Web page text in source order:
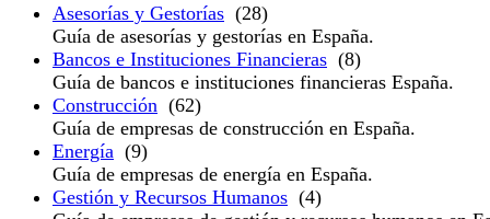
Asesorías y Gestorías (28)
Guía de asesorías y gestorías en España.
Bancos e Instituciones Financieras (8)
Guía de bancos e instituciones financieras España.
Construcción (62)
Guía de empresas de construcción en España.
Energía (9)
Guía de empresas de energía en España.
Gestión y Recursos Humanos (4)